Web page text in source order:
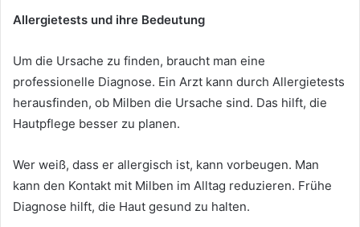
Allergietests und ihre Bedeutung
Um die Ursache zu finden, braucht man eine
professionelle Diagnose. Ein Arzt kann durch Allergietests
herausfinden, ob Milben die Ursache sind. Das hilft, die
Hautpflege besser zu planen.
Wer weiß, dass er allergisch ist, kann vorbeugen. Man
kann den Kontakt mit Milben im Alltag reduzieren. Frühe
Diagnose hilft, die Haut gesund zu halten.